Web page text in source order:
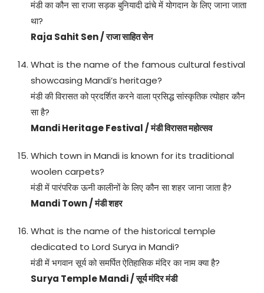
मंडी का कौन सा राजा सड़क बुनियादी ढांचे में योगदान के लिए जाना जाता
था?
Raja Sahit Sen / राजा साहित सेन
What is the name of the famous cultural festival
showcasing Mandi’s heritage?
मंडी की विरासत को प्रदर्शित करने वाला प्रसिद्ध सांस्कृतिक त्योहार कौन
सा है?
Mandi Heritage Festival / मंडी विरासत महोत्सव
Which town in Mandi is known for its traditional
woolen carpets?
मंडी में पारंपरिक ऊनी कालीनों के लिए कौन सा शहर जाना जाता है?
Mandi Town / मंडी शहर
What is the name of the historical temple
dedicated to Lord Surya in Mandi?
मंडी में भगवान सूर्य को समर्पित ऐतिहासिक मंदिर का नाम क्या है?
Surya Temple Mandi / सूर्य मंदिर मंडी